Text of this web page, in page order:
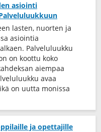
asiointi
lasten, nuorten ja
asiointia
Palveluluukku
on koottu koko
aiempaa
avaa
on uutta monissa
ja opettajille